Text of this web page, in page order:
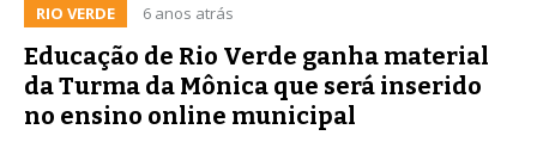
RIO VERDE 6 anos atrás
Educação de Rio Verde ganha material
da Turma da Mônica que será inserido
no ensino online municipal